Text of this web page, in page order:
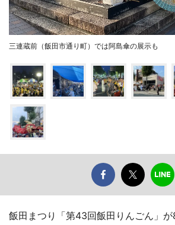
三連蔵前（飯田市通り町）では阿島傘の展示も
飯田まつり「第43回飯田りんごん」